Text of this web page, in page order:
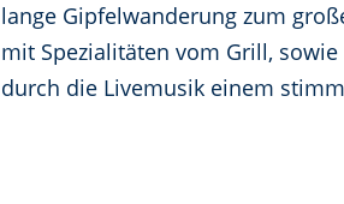
lange Gipfelwanderung zum
mit Spezialitäten vom Grill,
durch die Livemusik einem